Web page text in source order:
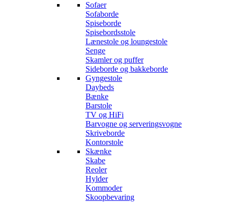
Sofaer
Sofaborde
Spiseborde
Spisebordsstole
Lænestole og loungestole
Senge
Skamler og puffer
Sideborde og bakkeborde
Gyngestole
Daybeds
Bænke
Barstole
TV og HiFi
Barvogne og serveringsvogne
Skriveborde
Kontorstole
Skænke
Skabe
Reoler
Hylder
Kommoder
Skoopbevaring